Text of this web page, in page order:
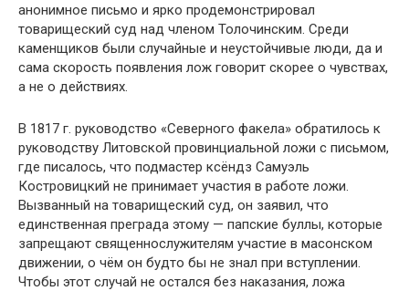
анонимное письмо и ярко продемонстрировал
товарищеский суд над членом Толочинским. Среди
каменщиков были случайные и неустойчивые люди, да и
сама скорость появления лож говорит скорее о чувствах,
а не о действиях.
В 1817 г. руководство «Северного факела» обратилось к
руководству Литовской провинциальной ложи с письмом,
где писалось, что подмастер ксёндз Самуэль
Костровицкий не принимает участия в работе ложи.
Вызванный на товарищеский суд, он заявил, что
единственная преграда этому — папские буллы, которые
запрещают священнослужителям участие в масонском
движении, о чём он будто бы не знал при вступлении.
Чтобы этот случай не остался без наказания, ложа